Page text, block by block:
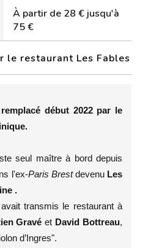
À partir de 28 € jusqu'à
75 €
le restaurant Les Fables
début 2022 par le
seul maître à bord depuis
l'ex-Paris Brestdevenu Les
.
transmis le restaurant à
Gravé et David Bottreau,
d’Ingres".